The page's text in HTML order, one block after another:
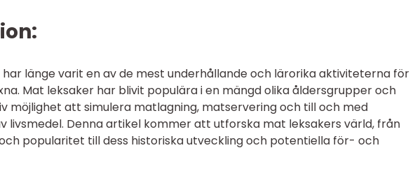
länge varit en av de mest underhållande och lärorika aktiviteterna för
Mat leksaker har blivit populära i en mängd olika åldersgrupper och
möjlighet att simulera matlagning, matservering och till och med
livsmedel. Denna artikel kommer att utforska mat leksakers värld, från
popularitet till dess historiska utveckling och potentiella för- och